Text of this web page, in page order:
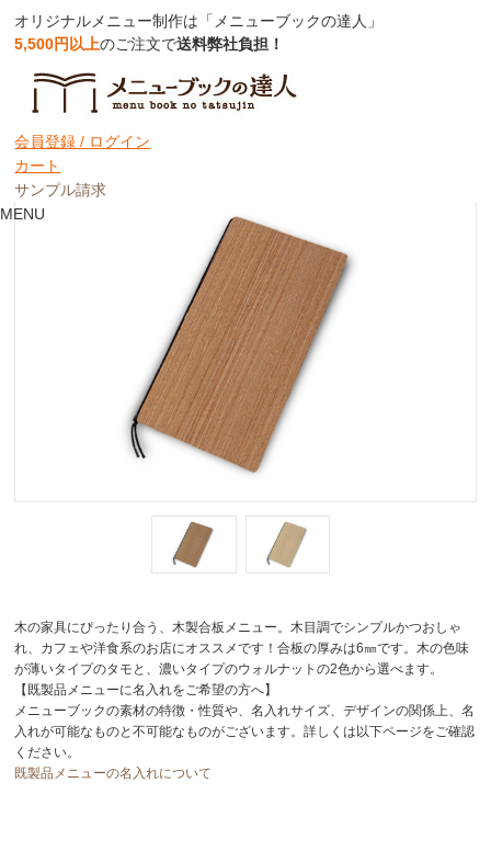
オリジナルメニュー制作は「メニューブックの達人」
5,500円以上のご注文で送料弊社負担！
会員登録 / ログイン
カート
サンプル請求
MENU
【変形/4P】木製合板メニュー(ひも綴じ）
【MTWB-904】
木の家具にぴったり合う、木製合板メニュー。木目調でシンプルかつおしゃ
れ、カフェや洋食系のお店にオススメです！合板の厚みは6㎜です。木の色味
が薄いタイプのタモと、濃いタイプのウォルナットの2色から選べます。
【既製品メニューに名入れをご希望の方へ】
メニューブックの素材の特徴・性質や、名入れサイズ、デザインの関係上、名
入れが可能なものと不可能なものがございます。詳しくは以下ページをご確認
ください。
既製品メニューの名入れについて